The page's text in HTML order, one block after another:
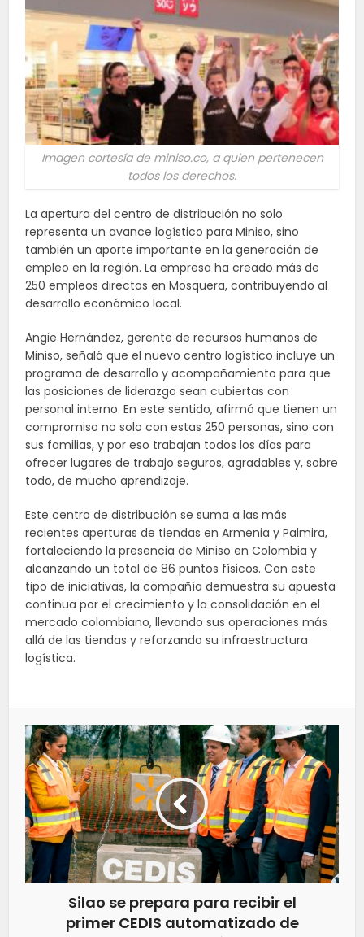
Imagen cortesía de miniso.co, a quien pertenecen
todos los derechos.
La apertura del centro de distribución no solo
representa un avance logístico para Miniso, sino
también un aporte importante en la generación de
empleo en la región. La empresa ha creado más de
250 empleos directos en Mosquera, contribuyendo al
desarrollo económico local.
Angie Hernández, gerente de recursos humanos de
Miniso, señaló que el nuevo centro logístico incluye un
programa de desarrollo y acompañamiento para que
las posiciones de liderazgo sean cubiertas con
personal interno. En este sentido, afirmó que tienen un
compromiso no solo con estas 250 personas, sino con
sus familias, y por eso trabajan todos los días para
ofrecer lugares de trabajo seguros, agradables y, sobre
todo, de mucho aprendizaje.
Este centro de distribución se suma a las más
recientes aperturas de tiendas en Armenia y Palmira,
fortaleciendo la presencia de Miniso en Colombia y
alcanzando un total de 86 puntos físicos. Con este
tipo de iniciativas, la compañía demuestra su apuesta
continua por el crecimiento y la consolidación en el
mercado colombiano, llevando sus operaciones más
allá de las tiendas y reforzando su infraestructura
logística.
Silao se prepara para recibir el
primer CEDIS automatizado de